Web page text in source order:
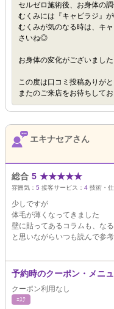
セルゼロ施術後、お身体の
むくみには『キャビラジ』が
むくみが気のなる時は、キ
さいね◎
お身体の変化がございまし
この度は口コミ投稿ありが
またのご来店をお待ちしてお
エキナセアさん
総合 5 ★★★★★
雰囲気： 5 接客サービス： 4 技術・
少しですが
体毛が薄くなってきました
壁に貼ってあるコラムも、なる
と思いながらいつも読んで参考
予約時のクーポン・メニ
クーポン利用なし
ｴｽﾃ